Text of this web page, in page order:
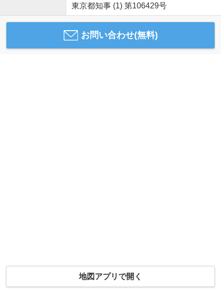
東京都知事 (1) 第106429号
お問い合わせ(無料)
地図アプリで開く